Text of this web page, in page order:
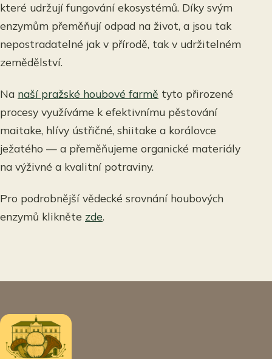
které udržují fungování ekosystémů. Díky svým
enzymům přeměňují odpad na život, a jsou tak
nepostradatelné jak v přírodě, tak v udržitelném
zemědělství.
Na naší pražské houbové farmě tyto přirozené
procesy využíváme k efektivnímu pěstování
maitake, hlívy ústřičné, shiitake a korálovce
ježatého — a přeměňujeme organické materiály
na výživné a kvalitní potraviny.
Pro podrobnější vědecké srovnání houbových
enzymů klikněte zde.